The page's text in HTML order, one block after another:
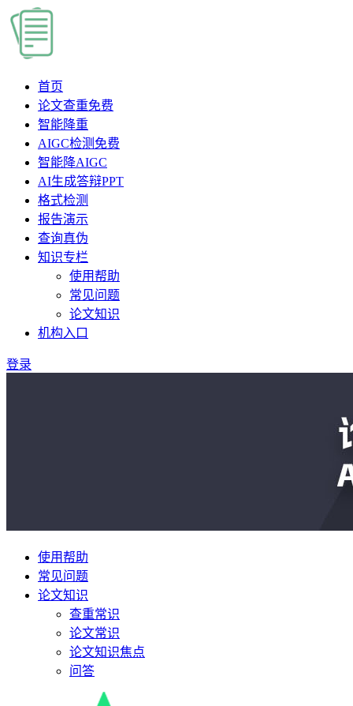
首页
论文查重免费
智能降重
AIGC检测 免费
智能降AIGC
AI生成答辩PPT
格式检测
报告演示
查询真伪
知识专栏
使用帮助
常见问题
论文知识
机构入口
登录
使用帮助
常见问题
论文知识
查重常识
论文常识
论文知识焦点
问答